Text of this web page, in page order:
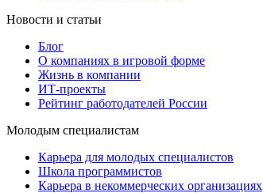
Новости и статьи
Блог
О компаниях в игровой форме
Жизнь в компании
ИТ-проекты
Рейтинг работодателей России
Молодым специалистам
Карьера для молодых специалистов
Школа программистов
Карьера в некоммерческих организациях